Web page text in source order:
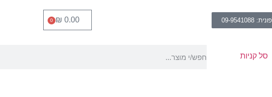
9541088
₪ 0.00
0
סל קניות